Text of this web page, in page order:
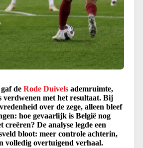
de Rode Duivels ademruimte,
verdwenen met het resultaat. Bij
over de zege, alleen bleef
hoe gevaarlijk is België nog
creëren? De analyse legde een
bloot: meer controle achterin,
volledig overtuigend verhaal.